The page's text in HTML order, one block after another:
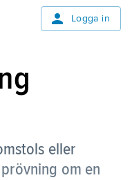
Logga in
eller
om en